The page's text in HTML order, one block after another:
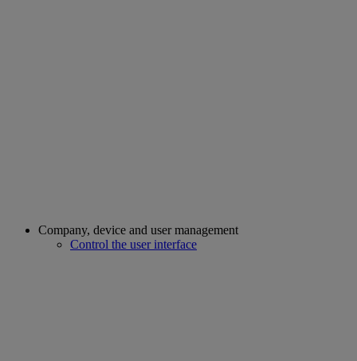
Company, device and user management
Control the user interface